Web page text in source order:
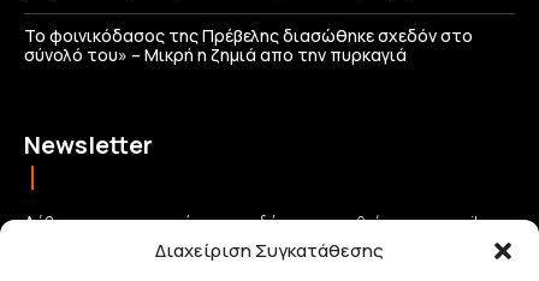
Διαχείριση Συγκατάθεσης
Το φοινικόδασος της Πρέβελης διασώθηκε σχεδόν στο
σύνολό του» – Μικρή η ζημιά απο την πυρκαγιά
Newsletter
Λάβετε τις σημαντικότερες ειδήσεις απευθείας στο email σας
και μείνετε πάντα συνδεδεμένοι με την Κρήτη!